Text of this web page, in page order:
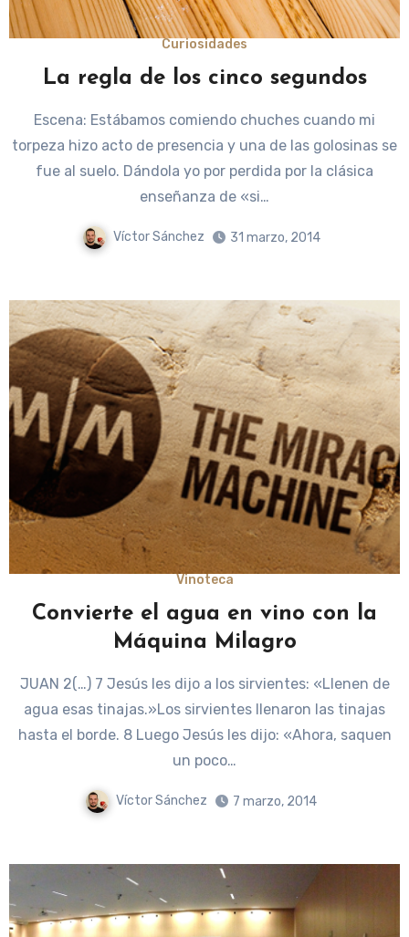
Curiosidades
La regla de los cinco segundos
Escena: Estábamos comiendo chuches cuando mi
torpeza hizo acto de presencia y una de las golosinas se
fue al suelo. Dándola yo por perdida por la clásica
enseñanza de «si…
Víctor Sánchez 31 marzo, 2014
Vinoteca
Convierte el agua en vino con la
Máquina Milagro
JUAN 2(…) 7 Jesús les dijo a los sirvientes: «Llenen de
agua esas tinajas.»Los sirvientes llenaron las tinajas
hasta el borde. 8 Luego Jesús les dijo: «Ahora, saquen
un poco…
Víctor Sánchez 7 marzo, 2014